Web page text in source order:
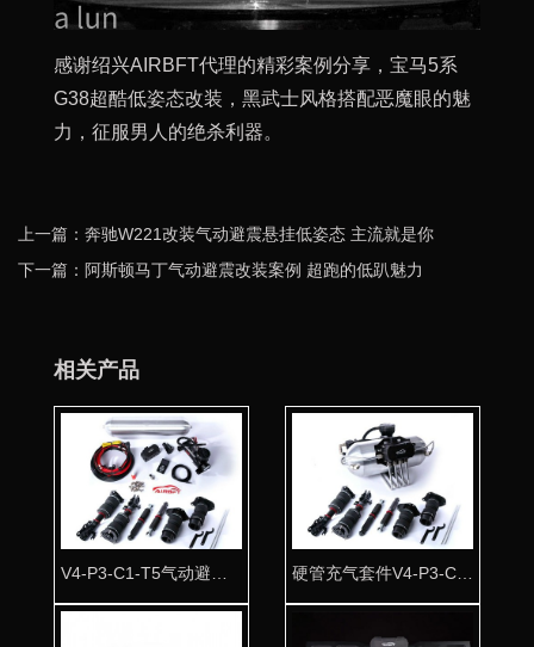
感谢绍兴AIRBFT代理的精彩案例分享，宝马5系
G38超酷低姿态改装，黑武士风格搭配恶魔眼的魅
力，征服男人的绝杀利器。
上一篇：奔驰W221改装气动避震悬挂低姿态 主流就是你
下一篇：阿斯顿马丁气动避震改装案例 超跑的低趴魅力
相关产品